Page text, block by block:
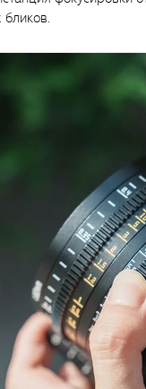
бликов.